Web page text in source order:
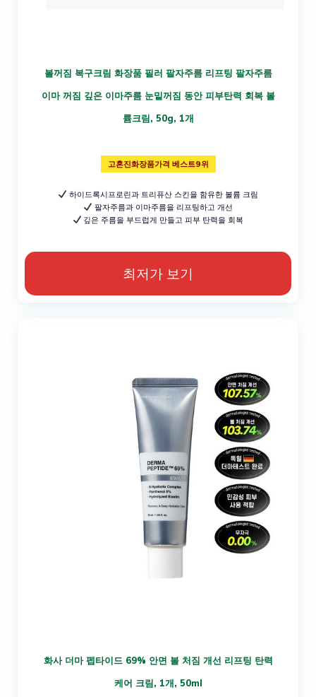
볼꺼짐 복구크림 화장품 필러 팔자주름 리프팅 팔자주름
이마 꺼짐 깊은 이마주름 눈밑꺼짐 동안 피부탄력 회복 볼
륨크림, 50g, 1개
고혼진화장품가격 베스트9위
하이드록시프로린과 트리퓨산 스킨을 함유한 볼륨 크림
팔자주름과 이마주름을 리프팅하고 개선
깊은 주름을 부드럽게 만들고 피부 탄력을 회복
최저가 보기
화사 더마 펩타이드 69% 안면 볼 처짐 개선 리프팅 탄력
케어 크림, 1개, 50ml